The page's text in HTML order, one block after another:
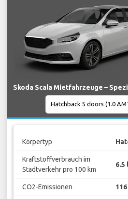
Skoda Scala Mietfahrzeuge –
Körpertyp
Kraftstoffverbrauch im
Stadtverkehr pro 100 km
6.5 l
CO2-Emissionen